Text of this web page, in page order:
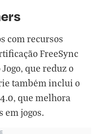
com recursos
FreeSync
que reduz o
também inclui o
que melhora
em jogos.